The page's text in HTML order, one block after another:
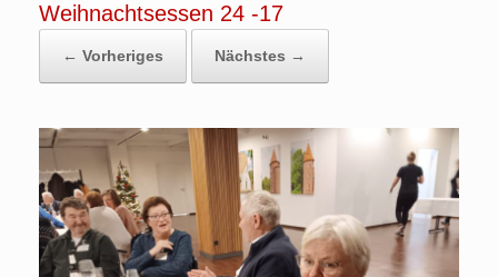
Weihnachtsessen 24 -17
← Vorheriges Nächstes →